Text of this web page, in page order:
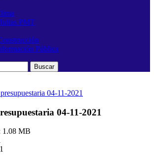
PMT
Pública
04-11-2021
04-11-2021
1.08 MB